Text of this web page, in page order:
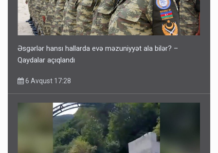
Əsgərlər hansı hallarda evə məzuniyyət ala bilər? –
Qaydalar açıqlandı
6 Avqust 17:28